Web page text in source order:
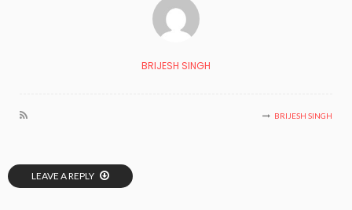
BRIJESH SINGH
BRIJESH SINGH
LEAVE A REPLY